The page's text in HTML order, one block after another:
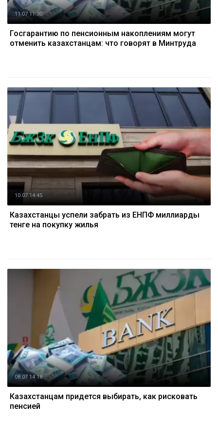
11.07 11:30
Госгарантию по пенсионным накоплениям могут
отменить казахстанцам: что говорят в Минтруда
10.07 14:45
Казахстанцы успели забрать из ЕНПФ миллиарды
тенге на покупку жилья
08.07 14:18
Казахстанцам придется выбирать, как рисковать
пенсией